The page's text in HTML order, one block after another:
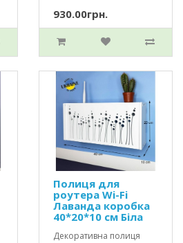
930.00грн.
Полиця для
роутера Wi-Fi
Лаванда коробка
40*20*10 см Біла
Декоративна полиця